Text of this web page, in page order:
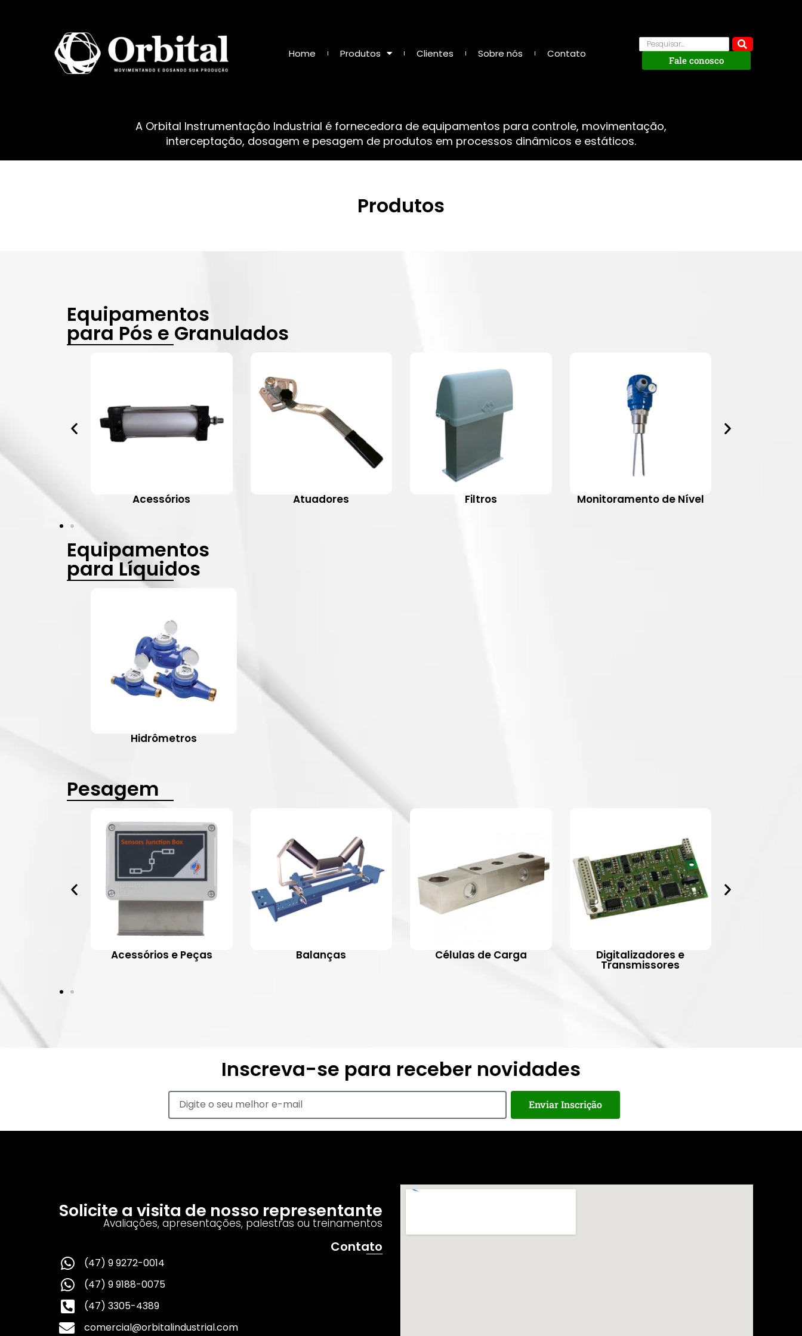
Home Produtos Clientes Sobre nós Contato
Fale conosco
A Orbital Instrumentação Industrial é fornecedora de equipamentos para controle, movimentação,
interceptação, dosagem e pesagem de produtos em processos dinâmicos e estáticos.
Produtos
Equipamentos
para Pós e Granulados
Acessórios Atuadores Filtros Monitoramento de Nível
Equipamentos
para Líquidos
Hidrômetros
Pesagem
Acessórios e Peças Balanças Células de Carga Digitalizadores e
Transmissores
Inscreva-se para receber novidades
Enviar Inscrição
Solicite a visita de nosso representante
Avaliações, apresentações, palestras ou treinamentos
Contato
(47) 9 9272-0014
(47) 9 9188-0075
(47) 3305-4389
comercial@orbitalindustrial.com